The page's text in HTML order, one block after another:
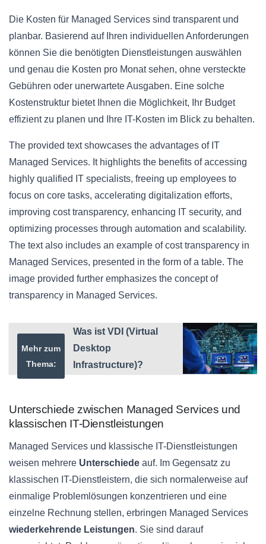
Die Kosten für Managed Services sind transparent und
planbar. Basierend auf Ihren individuellen Anforderungen
können Sie die benötigten Dienstleistungen auswählen
und genau die Kosten pro Monat sehen, ohne versteckte
Gebühren oder unerwartete Ausgaben. Eine solche
Kostenstruktur bietet Ihnen die Möglichkeit, Ihr Budget
effizient zu planen und Ihre IT-Kosten im Blick zu behalten.
The provided text showcases the advantages of IT
Managed Services. It highlights the benefits of accessing
highly qualified IT specialists, freeing up employees to
focus on core tasks, accelerating digitalization efforts,
improving cost transparency, enhancing IT security, and
optimizing processes through automation and scalability.
The text also includes an example of cost transparency in
Managed Services, presented in the form of a table. The
image provided further emphasizes the concept of
transparency in Managed Services.
Mehr zum
Thema:
Was ist VDI (Virtual
Desktop
Infrastructure)?
Unterschiede zwischen Managed Services und
klassischen IT-Dienstleistungen
Managed Services und klassische IT-Dienstleistungen
weisen mehrere Unterschiede auf. Im Gegensatz zu
klassischen IT-Dienstleistern, die sich normalerweise auf
einmalige Problemlösungen konzentrieren und eine
einzelne Rechnung stellen, erbringen Managed Services
wiederkehrende Leistungen. Sie sind darauf